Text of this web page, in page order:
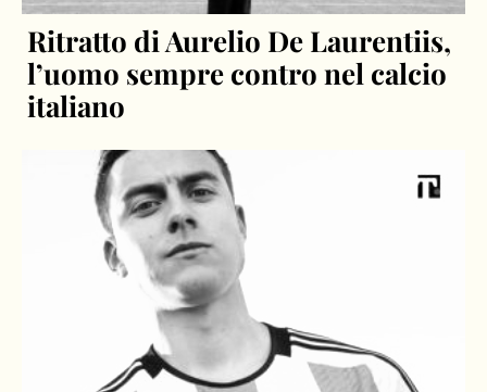
Ritratto di Aurelio De Laurentiis,
l’uomo sempre contro nel calcio
italiano